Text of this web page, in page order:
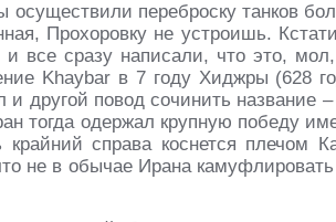
осуществили переброску танков
Прохоровку не устроишь.
все сразу написали, что это,
Khaybar в 7 году Хиджры (628
другой повод сочинить название
тогда одержал крупную победу
крайний справа коснется
не в обычае Ирана